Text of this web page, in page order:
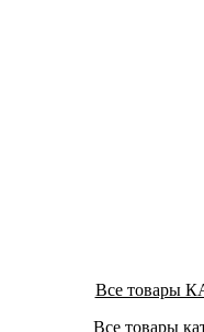
Все товары
Все товары